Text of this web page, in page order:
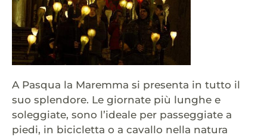
A Pasqua la Maremma si presenta in tutto il
suo splendore. Le giornate più lunghe e
soleggiate, sono l’ideale per passeggiate a
piedi, in bicicletta o a cavallo nella natura